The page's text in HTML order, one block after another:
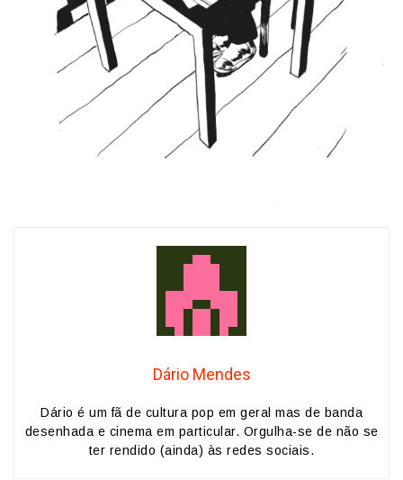
Dário Mendes
Dário é um fã de cultura pop em geral mas de banda
desenhada e cinema em particular. Orgulha-se de não se
ter rendido (ainda) às redes sociais.